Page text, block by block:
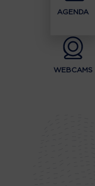
AGENDA
WEBCAMS